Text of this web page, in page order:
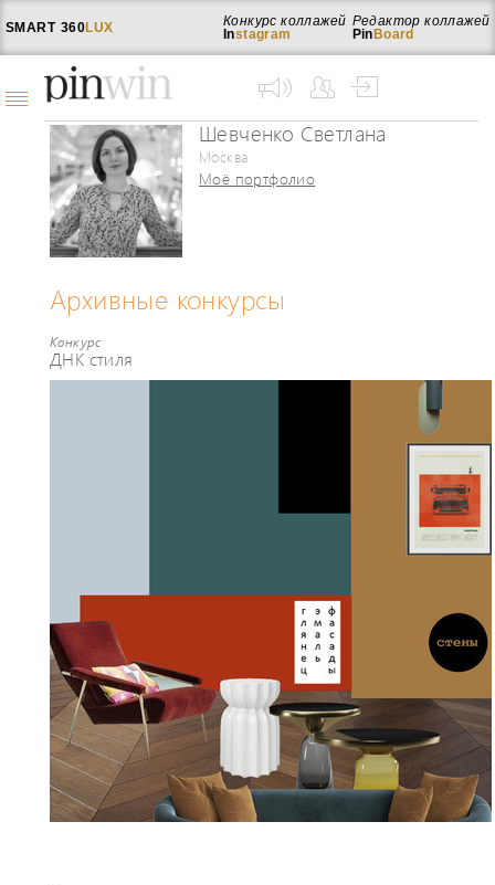
SMART 360LUX
Редактор коллажей
Pin Board
Конкурс коллажей
Instagram
Шевченко Светлана
Москва
Моё портфолио
Архивные конкурсы
Конкурс
ДНК стиля